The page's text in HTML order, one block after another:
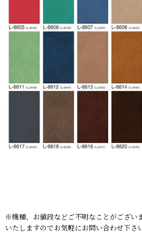
※機種、お値段などご不明なことがござい
いたしますのでお気軽にお問い合わせ下さい